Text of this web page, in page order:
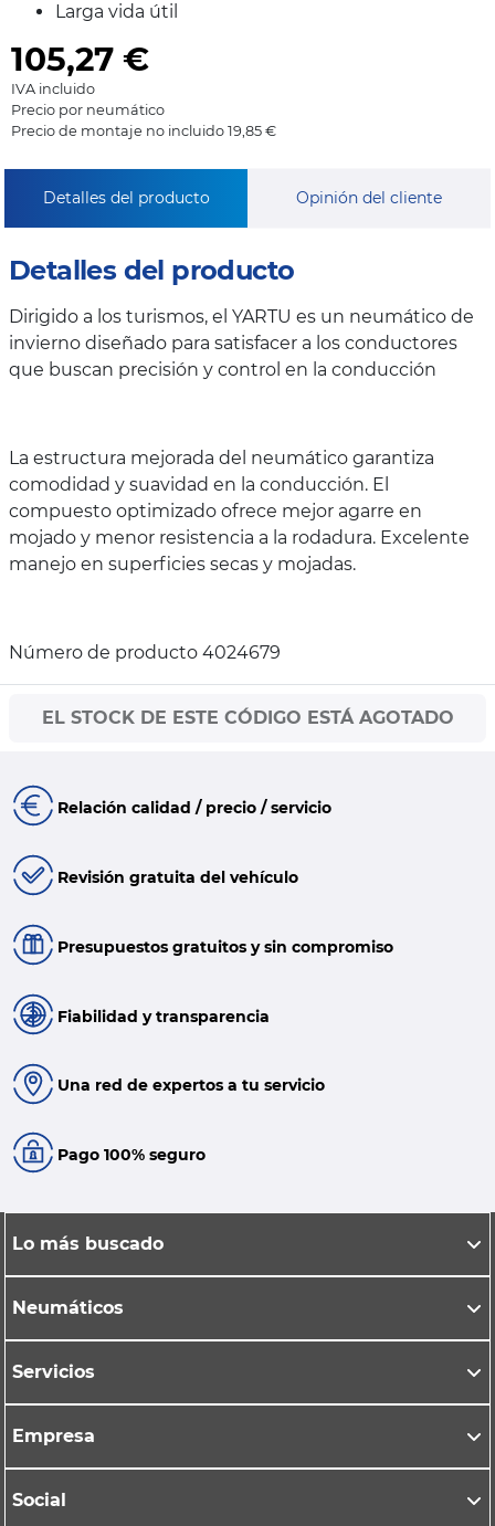
Larga vida útil
105,27 €
IVA incluido
Precio por neumático
Precio de montaje no incluido 19,85 €
Detalles del producto Opinión del cliente
Detalles del producto
Dirigido a los turismos, el YARTU es un neumático de
invierno diseñado para satisfacer a los conductores
que buscan precisión y control en la conducción
La estructura mejorada del neumático garantiza
comodidad y suavidad en la conducción. El
compuesto optimizado ofrece mejor agarre en
mojado y menor resistencia a la rodadura. Excelente
manejo en superficies secas y mojadas.
Número de producto 4024679
EL STOCK DE ESTE CÓDIGO ESTÁ AGOTADO
Relación calidad / precio / servicio
Revisión gratuita del vehículo
Presupuestos gratuitos y sin compromiso
Fiabilidad y transparencia
Una red de expertos a tu servicio
Pago 100% seguro
Lo más buscado
Neumáticos
Servicios
Empresa
Social